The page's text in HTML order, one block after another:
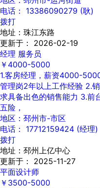
电话： 13386090279 (耿)
拨打
地址：珠江东路
更新于： 2026-02-19
经理 服务员
￥4000-5000
1.客房经理，薪资4000-
管理岗2年以上工作经验 2.
求具备出色的销售能力 3.
五险，
地区：邳州市-市区
电话： 17712159424 (经理)
拨打
地址：邳州上亿中心
更新于： 2025-11-27
平面设计师
￥3500-5000